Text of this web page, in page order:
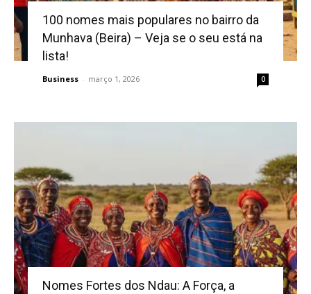
100 nomes mais populares no bairro da
Munhava (Beira) – Veja se o seu está na
lista!
Business - março 1, 2026 0
Nomes Fortes dos Ndau: A Força, a